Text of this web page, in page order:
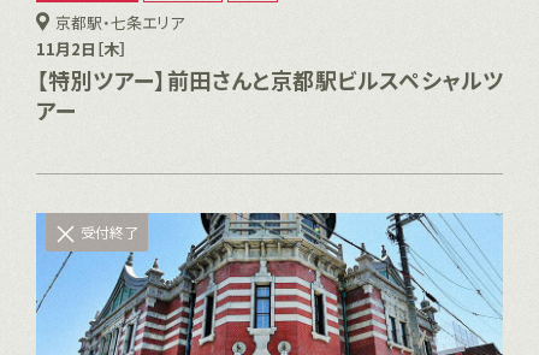
京都駅・七条エリア
11月2日［木］
【特別ツアー】前田さんと京都駅ビルスペシャルツ
アー
受付終了